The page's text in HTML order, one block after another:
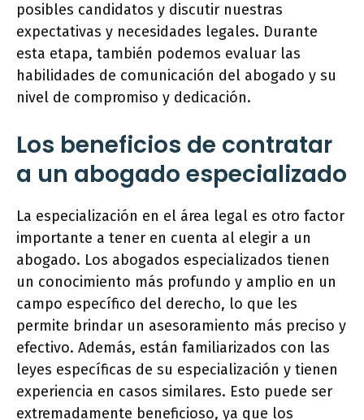
posibles candidatos y discutir nuestras
expectativas y necesidades legales. Durante
esta etapa, también podemos evaluar las
habilidades de comunicación del abogado y su
nivel de compromiso y dedicación.
Los beneficios de contratar
a un abogado especializado
La especialización en el área legal es otro factor
importante a tener en cuenta al elegir a un
abogado. Los abogados especializados tienen
un conocimiento más profundo y amplio en un
campo específico del derecho, lo que les
permite brindar un asesoramiento más preciso y
efectivo. Además, están familiarizados con las
leyes específicas de su especialización y tienen
experiencia en casos similares. Esto puede ser
extremadamente beneficioso, ya que los